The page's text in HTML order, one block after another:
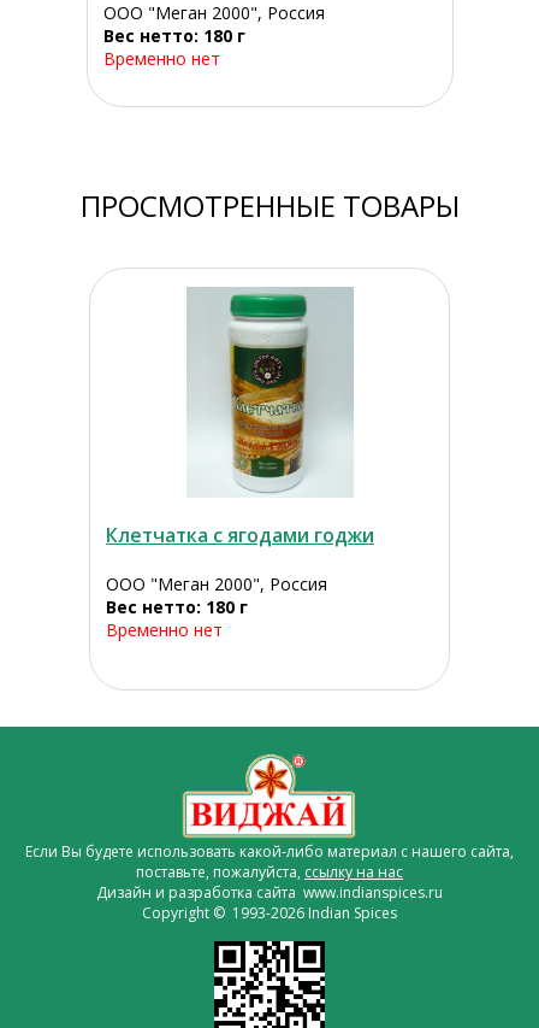
ООО "Меган 2000", Россия
Вес нетто: 180 г
Временно нет
ПРОСМОТРЕННЫЕ ТОВАРЫ
Клетчатка с ягодами годжи
ООО "Меган 2000", Россия
Вес нетто: 180 г
Временно нет
Если Вы будете использовать какой-либо материал с нашего сайта,
поставьте, пожалуйста, ссылку на нас
Дизайн и разработка сайта www.indianspices.ru
Copyright © 1993-2026 Indian Spices